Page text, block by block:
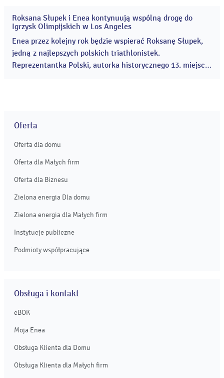
2026
Roksana Słupek i Enea kontynuują wspólną drogę do
Igrzysk Olimpijskich w Los Angeles
Enea przez kolejny rok będzie wspierać Roksanę Słupek,
jedną z najlepszych polskich triathlonistek.
Reprezentantka Polski, autorka historycznego 13. miejsca
Oferta
Oferta dla domu
Oferta dla Małych firm
Oferta dla Biznesu
Zielona energia Dla domu
Zielona energia dla Małych firm
Instytucje publiczne
Podmioty współpracujące
Obsługa i kontakt
eBOK
Moja Enea
Obsługa Klienta dla Domu
Obsługa Klienta dla Małych firm